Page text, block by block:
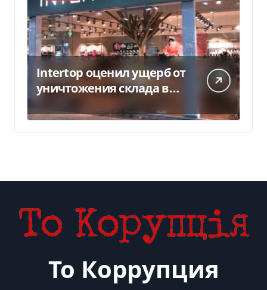
Intertop оценил ущерб от
уничтожения склада в
450 млн грн
То Коррупция